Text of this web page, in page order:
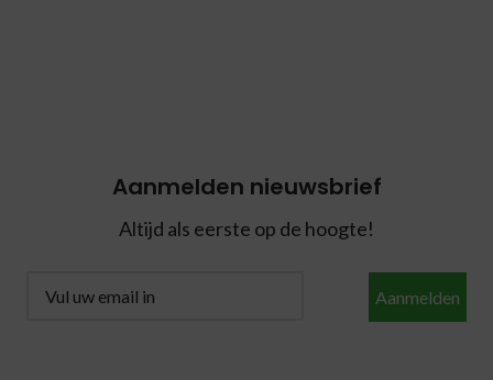
Aanmelden nieuwsbrief
Altijd als eerste op de hoogte!
Aanmelden